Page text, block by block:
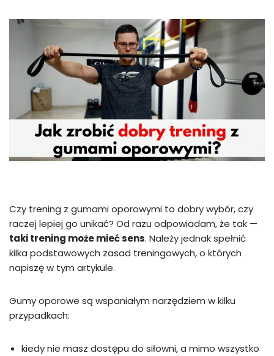
Czy trening z gumami oporowymi to dobry wybór, czy
raczej lepiej go unikać? Od razu odpowiadam, że tak —
taki trening może mieć sens. Należy jednak spełnić
kilka podstawowych zasad treningowych, o których
napiszę w tym artykule.
Gumy oporowe są wspaniałym narzędziem w kilku
przypadkach:
kiedy nie masz dostępu do siłowni, a mimo wszystko